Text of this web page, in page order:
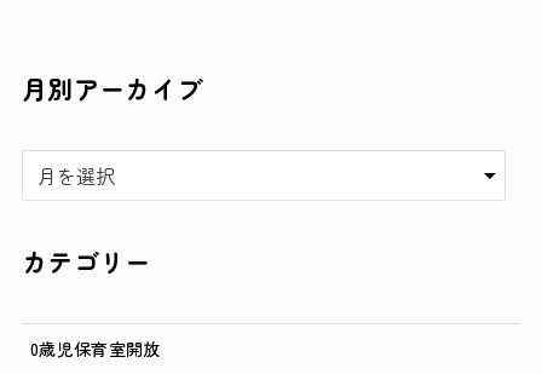
月別アーカイブ
ブ
カテゴリー
0歳児保育室開放